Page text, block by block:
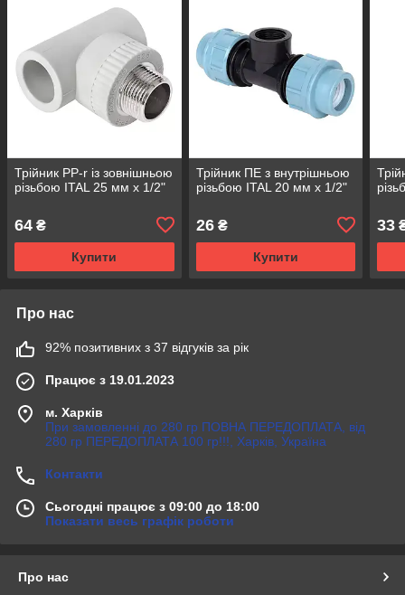
Трійник PP-r із зовнішньою
різьбою ITAL 25 мм х 1/2"
64 ₴
Купити
Трійник ПЕ з внутрішньою
різьбою ITAL 20 мм х 1/2"
26₴
Купити
33
Про нас
92% позитивних з 37 відгуків за рік
Працює з 19.01.2023
м. Харків
При замовленні до 280 гр ПОВНА ПЕРЕДОПЛАТА, від
280 гр ПЕРЕДОПЛАТА 100 гр!!!, Харків, Україна
Контакти
Сьогодні працює з 09:00 до 18:00
Показати весь графік роботи
Про нас